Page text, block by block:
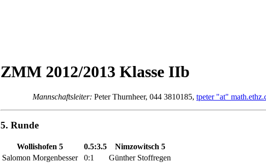
ZMM 2012/2013 Klasse IIb
Mannschaftsleiter: Peter Thurnheer, 044 3810185, tpeter "at"
5. Runde
Wollishofen 5 0.5:3.5
Nimzowitsch 5
Salomon Morgenbesser
0:1
Günther Stoffregen